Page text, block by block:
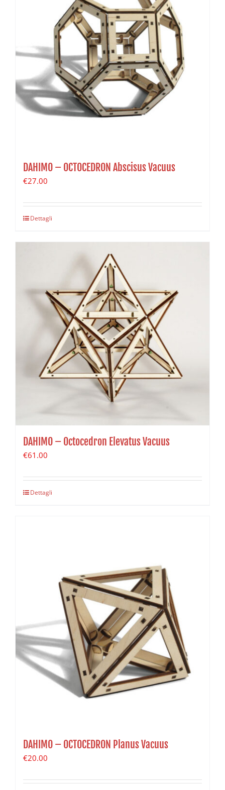
DAHIMO – OCTOCEDRON Abscisus Vacuus
€27.00
Dettagli
DAHIMO – Octocedron Elevatus Vacuus
€61.00
Dettagli
DAHIMO – OCTOCEDRON Planus Vacuus
€20.00